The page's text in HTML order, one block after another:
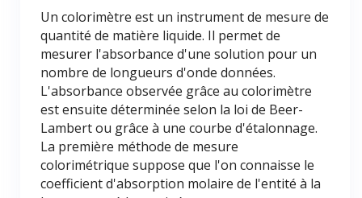
Un colorimètre est un instrument de mesure de
quantité de matière liquide. Il permet de
mesurer l'absorbance d'une solution pour un
nombre de longueurs d'onde données.
L'absorbance observée grâce au colorimètre
est ensuite déterminée selon la loi de Beer-
Lambert ou grâce à une courbe d'étalonnage.
La première méthode de mesure
colorimétrique suppose que l'on connaisse le
coefficient d'absorption molaire de l'entité à la